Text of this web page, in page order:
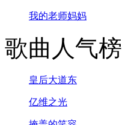
我的老师妈妈
歌曲人气榜
皇后大道东
亿维之光